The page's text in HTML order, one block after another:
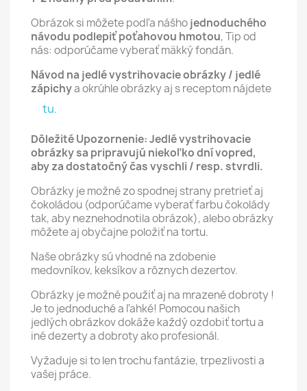
Obrázok si môžete podľa nášhojednoduchého
návodu podlepiť poťahovou hmotou, Tip od
nás: odporúčame vyberať mäkký fondán.
Návod na jedlé vystrihovacie obrázky / jedlé
zápichya okrúhle obrázky aj s receptom nájdete
tu.
Dôležité Upozornenie: Jedlé vystrihovacie
obrázky sa pripravujú niekoľko dní vopred,
aby za dostatočný čas vyschli / resp. stvrdli.
Obrázky je možné zo spodnej strany pretrieť aj
čokoládou (odporúčame vyberať farbu čokolády
tak, aby neznehodnotila obrázok), alebo obrázky
môžete aj obyčajne položiť na tortu.
Naše obrázky sú vhodné na zdobenie
medovníkov, keksíkov a rôznych dezertov.
Obrázky je možné použiť aj na mrazené dobroty !
Je to jednoduché a ľahké! Pomocou našich
jedlých obrázkov dokáže každý ozdobiť tortu a
iné dezerty a dobroty ako profesionál.
Vyžaduje si to len trochu fantázie, trpezlivosti a
vašej práce.